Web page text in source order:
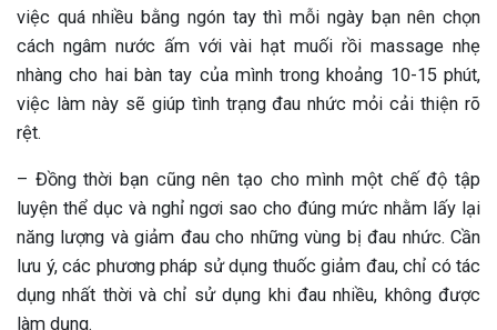
việc quá nhiều bằng ngón tay thì mỗi ngày bạn nên chọn
cách ngâm nước ấm với vài hạt muối rồi massage nhẹ
nhàng cho hai bàn tay của mình trong khoảng 10-15 phút,
việc làm này sẽ giúp tình trạng đau nhức mỏi cải thiện rõ
rệt.
– Đồng thời bạn cũng nên tạo cho mình một chế độ tập
luyện thể dục và nghỉ ngơi sao cho đúng mức nhằm lấy lại
năng lượng và giảm đau cho những vùng bị đau nhức. Cần
lưu ý, các phương pháp sử dụng thuốc giảm đau, chỉ có tác
dụng nhất thời và chỉ sử dụng khi đau nhiều, không được
làm dụng.